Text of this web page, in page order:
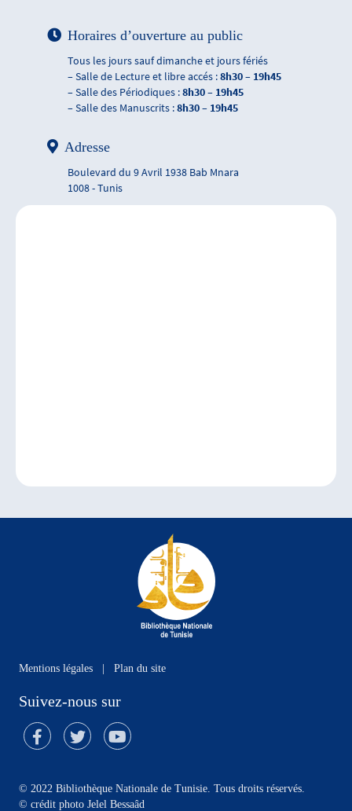
Horaires d’ouverture au public
Tous les jours sauf dimanche et jours fériés
– Salle de Lecture et libre accés :8h30 – 19h45
– Salle des Périodiques :8h30 – 19h45
– Salle des Manuscrits :8h30 – 19h45
Adresse
Boulevard du 9 Avril 1938 Bab Mnara
1008 - Tunis
Mentions légales Plan du site
Suivez-nous sur
© 2022 Bibliothèque Nationale de Tunisie. Tous droits réservés.
© crédit photo Jelel Bessaâd